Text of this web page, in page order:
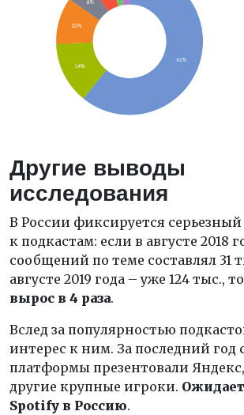
Другие выводы
исследования
В России фиксируется серьезный
к подкастам: если в августе 2018
сообщений по теме составлял 31
августе 2019 года – уже 124 тыс.,
вырос в 4 раза.
Вслед за популярностью
интерес к ним. За последний год
платформы презентовали
другие крупные игроки.
Spotify в Россию.